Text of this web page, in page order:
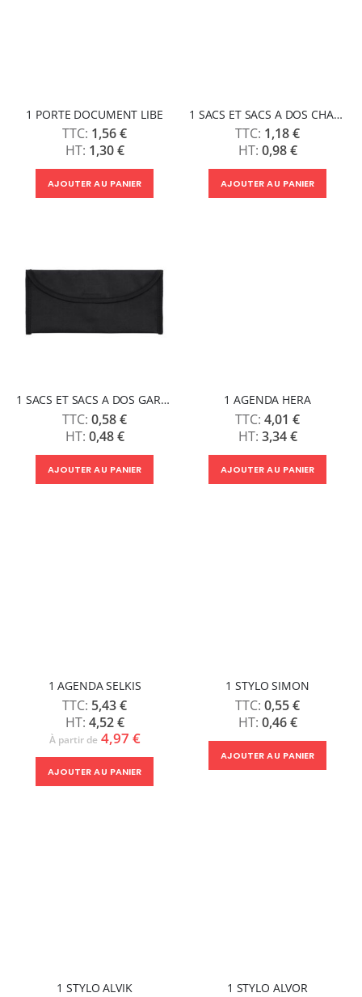
1 PORTE DOCUMENT LIBE
1,56 €
1,30 €
AJOUTER AU PANIER
1 SACS ET SACS A DOS CHARRAN
1,18 €
0,98 €
AJOUTER AU PANIER
1 SACS ET SACS A DOS GARZA
0,58 €
0,48 €
AJOUTER AU PANIER
1 AGENDA HERA
4,01 €
3,34 €
AJOUTER AU PANIER
1 AGENDA SELKIS
5,43 €
4,52 €
À partir de 4,97 €
AJOUTER AU PANIER
1 STYLO SIMON
0,55 €
0,46 €
AJOUTER AU PANIER
1 STYLO ALVIK 1 STYLO ALVOR